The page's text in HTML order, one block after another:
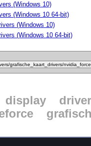
(Windows 10)
(Windows 10 64-bit)
(Windows 10)
(Windows 10 64-bit)
display
driver